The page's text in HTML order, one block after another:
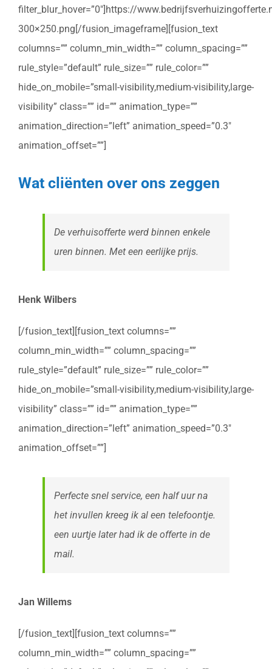
filter_blur_hover=”0″]https://
300×250.png[/fusion_imageframe][fusion_text
columns=”” column_min_width=”” column_spacing=””
rule_style=”default” rule_size=”” rule_color=””
hide_on_mobile=”small-visibility,medium-visibility,large-
visibility” class=”” id=”” animation_type=””
animation_direction=”left” animation_speed=”0.3″
animation_offset=””]
Wat cliënten over ons zeggen
De verhuisofferte werd binnen enkele
uren binnen. Met een eerlijke prijs.
Henk Wilbers
[/fusion_text][fusion_text columns=””
column_min_width=”” column_spacing=””
rule_style=”default” rule_size=”” rule_color=””
hide_on_mobile=”small-visibility,medium-visibility,large-
visibility” class=”” id=”” animation_type=””
animation_direction=”left” animation_speed=”0.3″
animation_offset=””]
Perfecte snel service, een half uur na
het invullen kreeg ik al een telefoontje.
een uurtje later had ik de offerte in de
mail.
Jan Willems
[/fusion_text][fusion_text columns=””
column_min_width=”” column_spacing=””